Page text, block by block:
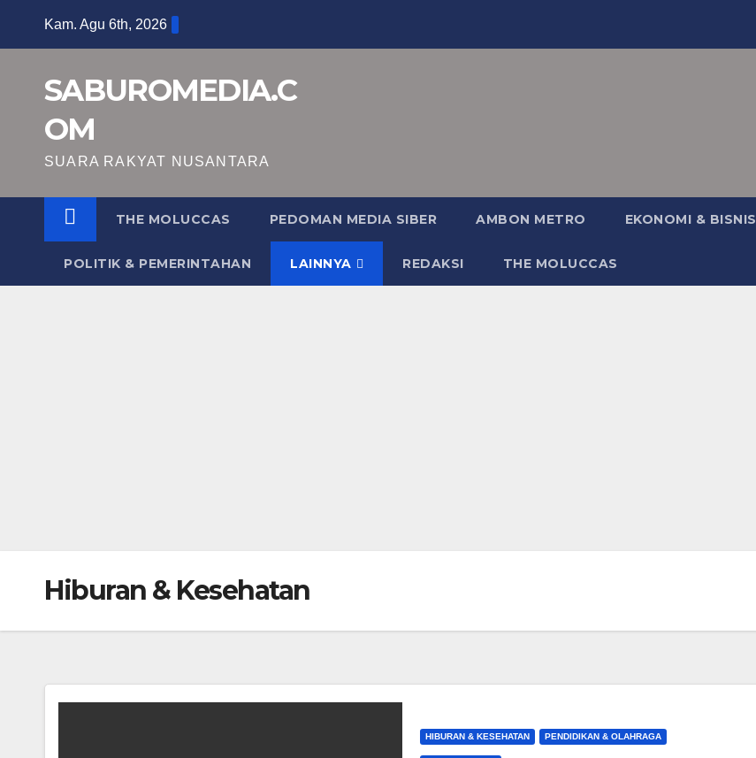
Kam. Agu 6th, 2026
SABUROMEDIA.C
OM
SUARA RAKYAT NUSANTARA
THE MOLUCCAS PEDOMAN MEDIA SIBER AMBON METRO EKONOMI & BISNIS
POLITIK & PEMERINTAHAN LAINNYA REDAKSI THE MOLUCCAS
Hiburan & Kesehatan
HIBURAN & KESEHATAN PENDIDIKAN & OLAHRAGA